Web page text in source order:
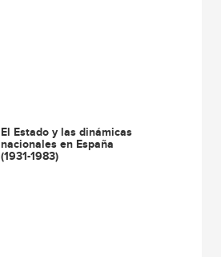
El Estado y las dinámicas
nacionales en España
(1931-1983)